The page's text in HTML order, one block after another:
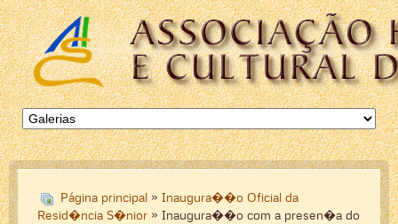
Página principal » Inaugura��o Oficial da
Resid�ncia S�nior » Inaugura��o com a presen�a do